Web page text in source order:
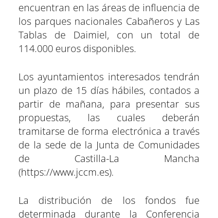
encuentran en las áreas de influencia de
los parques nacionales Cabañeros y Las
Tablas de Daimiel, con un total de
114.000 euros disponibles.
Los ayuntamientos interesados tendrán
un plazo de 15 días hábiles, contados a
partir de mañana, para presentar sus
propuestas, las cuales deberán
tramitarse de forma electrónica a través
de la sede de la Junta de Comunidades
de Castilla-La Mancha
(https://www.jccm.es).
La distribución de los fondos fue
determinada durante la Conferencia